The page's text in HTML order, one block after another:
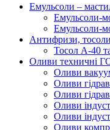
Емульсоли –
Емульсоли-
Емульсоли-
Антифризи, тосоли
Тосол А-40
Оливи техничні
Оливи
Оливи
Оливи
Оливи
Оливи
Оливи